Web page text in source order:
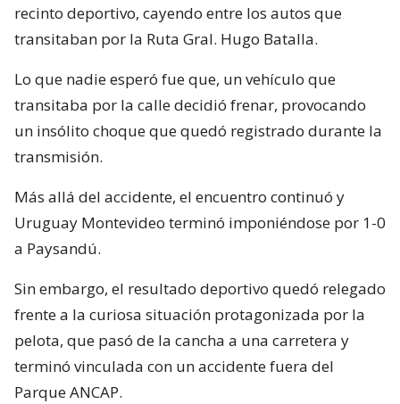
recinto deportivo, cayendo entre los autos que
transitaban por la Ruta Gral. Hugo Batalla.
Lo que nadie esperó fue que, un vehículo que
transitaba por la calle decidió frenar, provocando
un insólito choque que quedó registrado durante la
transmisión.
Más allá del accidente, el encuentro continuó y
Uruguay Montevideo terminó imponiéndose por 1-0
a Paysandú.
Sin embargo, el resultado deportivo quedó relegado
frente a la curiosa situación protagonizada por la
pelota, que pasó de la cancha a una carretera y
terminó vinculada con un accidente fuera del
Parque ANCAP.